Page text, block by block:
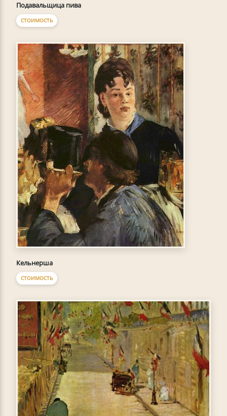
Подавальщица пива
СТОИМОСТЬ
Кельнерша
СТОИМОСТЬ